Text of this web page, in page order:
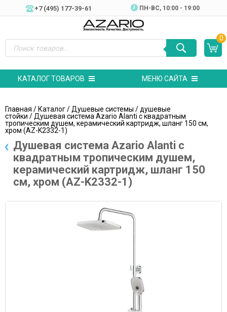
+7 (495) 177-39-61 ПН-ВC, 10:00 - 19:00
0
КАТАЛОГ ТОВАРОВ МЕНЮ САЙТА
Главная /Каталог/ Душевые системы / душевые
стойки / Душевая система Azario Alanti с квадратным
тропическим душем, керамический картридж, шланг 150 см,
хром (AZ-K2332-1)
Душевая система Azario Alanti с
квадратным тропическим душем,
керамический картридж, шланг 150
см, хром (AZ-K2332-1)